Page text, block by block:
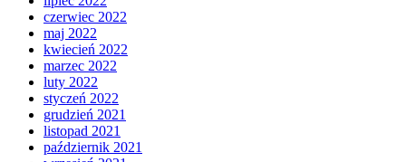
czerwiec 2022
maj 2022
kwiecień 2022
marzec 2022
luty 2022
styczeń 2022
grudzień 2021
listopad 2021
październik 2021